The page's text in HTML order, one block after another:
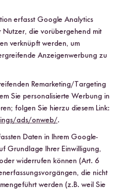
erfasst Google Analytics
Nutzer, die vorübergehend mit
verknüpft werden, um
Anzeigenwerbung zu
Remarketing/Targeting
Sie personalisierte Werbung in
folgen Sie hierzu diesem Link:
ads/onweb/.
Daten in Ihrem Google-
Grundlage Ihrer Einwilligung,
widerrufen können (Art. 6
die nicht
werden (z.B. weil Sie